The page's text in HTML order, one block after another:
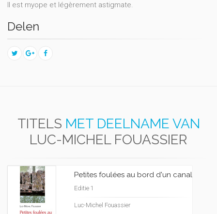
Il est myope et légèrement astigmate.
Delen
TITELS MET DEELNAME VAN
LUC-MICHEL FOUASSIER
Petites foulées au bord d'un canal
Editie 1
Luc-Michel Fouassier